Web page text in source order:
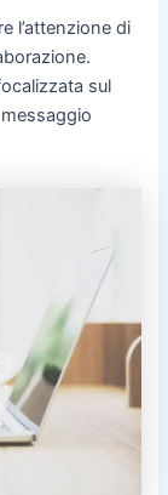
l’attenzione di
sul